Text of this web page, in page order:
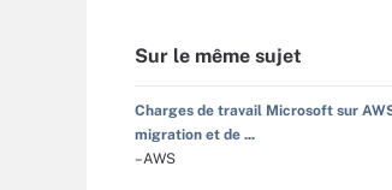
Sur le même sujet
Charges de travail Microsoft sur
migration et de ...
–AWS